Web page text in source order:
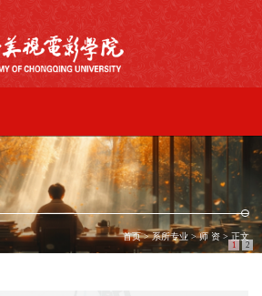
1 2
首页>系所专业>师 资> 正文